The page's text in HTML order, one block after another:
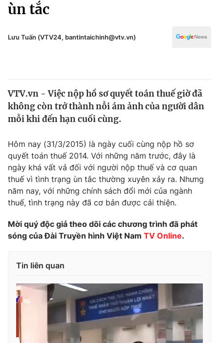
Xã hội
Pháp luật
Thế giới
Tin tức
Câu chuyện quốc tế
Kinh tế
Tài chính
Thị trường
Góc doanh nghiệp
Dữ liệu và đời sống
Truyền hình
Phim VTV
Hậu trường
Nhân vật
Khán giả
Giải trí
Điện ảnh
Sao
Đời sống
Chất lượng cuộc sống
Giáo dục
Tuyển sinh
Học trực tuyến
Công nghệ
Hitech Công nghệ tương lai
Sản phẩm
Giao lưu trực tuyến
Văn hóa - Giải trí
Công nghệ
ùn tắc
Lưu Tuấn (VTV24, bantintaichinh@vtv.vn)
VTV.vn - Việc nộp hồ sơ quyết toán thuế giờ đã
không còn trở thành nỗi ám ảnh của người dân
mỗi khi đến hạn cuối cùng.
Hôm nay (31/3/2015) là ngày cuối cùng nộp hồ sơ
quyết toán thuế 2014. Với những năm trước, đây là
ngày khá vất vả đối với người nộp thuế và cơ quan
thuế vì tình trạng ùn tắc thường xuyên xảy ra. Nhưng
năm nay, với những chính sách đổi mới của ngành
thuế, tình trạng này đã cơ bản được cải thiện.
Mời quý độc giả theo dõi các chương trình đã phát
sóng của Đài Truyền hình Việt Nam TV Online.
Tin liên quan